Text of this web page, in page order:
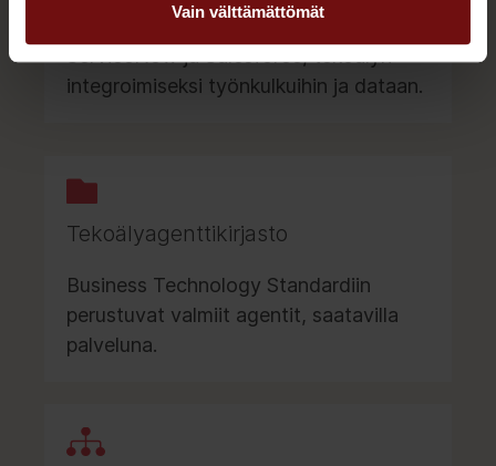
Vain välttämättömät
ServiceNow ja Salesforce, tekoälyn
integroimiseksi työnkulkuihin ja dataan.
Tekoälyagenttikirjasto
Business Technology Standardiin
perustuvat valmiit agentit, saatavilla
palveluna.